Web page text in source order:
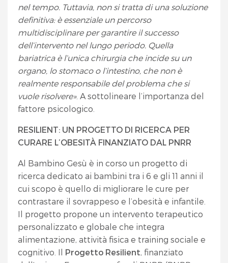
nel tempo. Tuttavia, non si tratta di una soluzione
definitiva: è essenziale un percorso
multidisciplinare per garantire il successo
dell’intervento nel lungo periodo. Quella
bariatrica è l’unica chirurgia che incide su un
organo, lo stomaco o l’intestino, che non è
realmente responsabile del problema che si
vuole risolvere». A sottolineare l’importanza del
fattore psicologico.
RESILIENT: UN PROGETTO DI RICERCA PER
CURARE L’OBESITÀ FINANZIATO DAL PNRR
Al Bambino Gesù è in corso un progetto di
ricerca dedicato ai bambini tra i 6 e gli 11 anni il
cui scopo è quello di migliorare le cure per
contrastare il sovrappeso e l’obesità e infantile.
Il progetto propone un intervento terapeutico
personalizzato e globale che integra
alimentazione, attività fisica e training sociale e
cognitivo. Il Progetto Resilient, finanziato